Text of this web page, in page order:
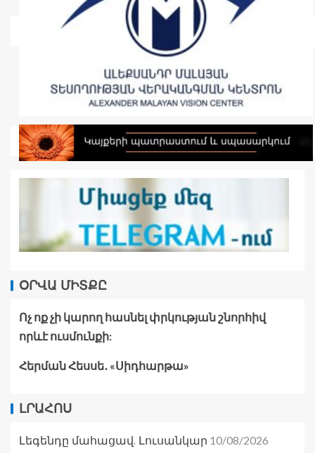
ՕՐՎԱ ՄԻՏՔԸ
Ոչ ոք չի կարող հասնել փրկության շնորհիվ
որևէ ուսմունքի:
Հերման Հեսսե․ «Սիդհարթա»
ԼՐԱՀՈՍ
Լեգենդը մահացավ. Լուսանկար 10/08/2026